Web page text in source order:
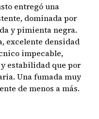
entregó una
dominada por
y pimienta negra.
excelente densidad
impecable,
estabilidad que por
Una fumada muy
de menos a más.